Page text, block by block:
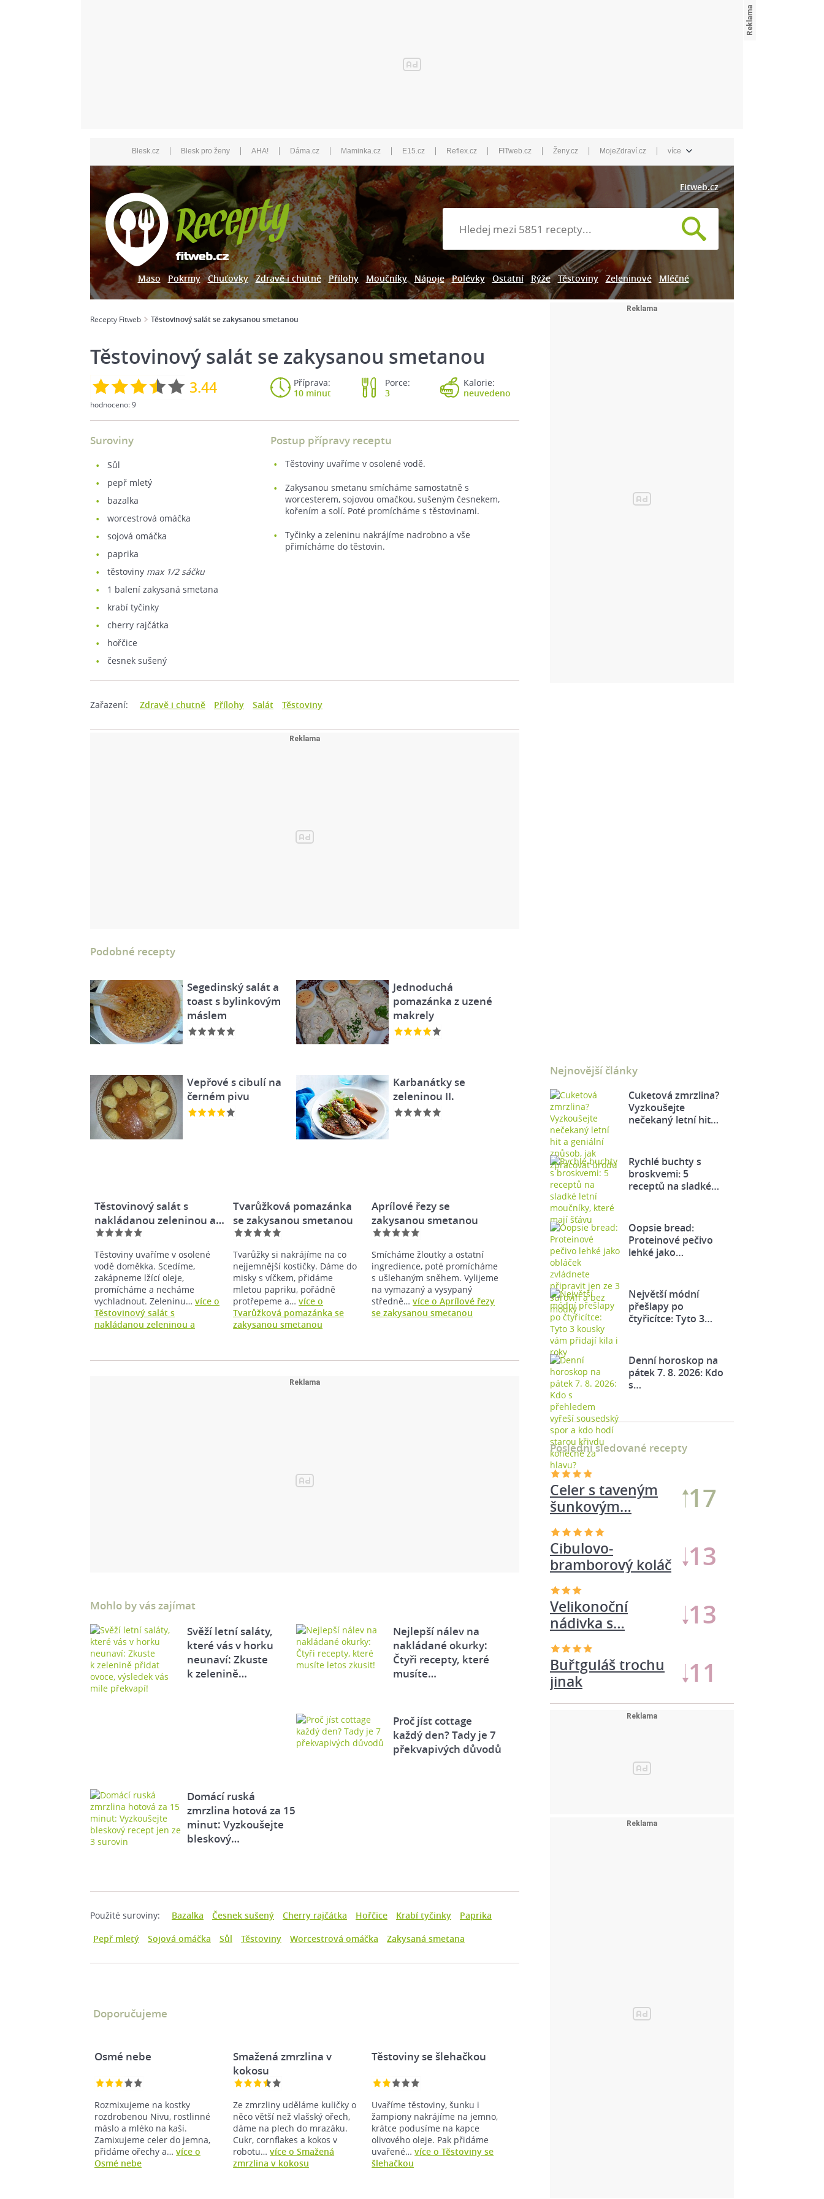
Blesk.cz | Blesk pro ženy | AHA! | Dáma.cz | Maminka.cz | E15.cz | Reflex.cz | FITweb.cz | Ženy.cz | MojeZdraví.cz | více
Fitweb.cz
Maso Pokrmy Chuťovky Zdravě i chutně Přílohy Moučníky Nápoje Polévky Ostatní Rýže Těstoviny Zeleninové Mléčné
Recepty Fitweb Těstovinový salát se zakysanou smetanou
Těstovinový salát se zakysanou smetanou
3.44
hodnoceno:9
Příprava:
10 minut
Porce:
3
Kalorie:
neuvedeno
Suroviny
sůl
pepř mletý
bazalka
worcestrová omáčka
sojová omáčka
paprika
těstoviny max 1/2 sáčku
1 balení zakysaná smetana
krabí tyčinky
cherry rajčátka
hořčice
česnek sušený
Postup přípravy receptu
Těstoviny uvaříme v osolené vodě.
Zakysanou smetanu smícháme samostatně s
worcesterem, sojovou omačkou, sušeným česnekem,
kořením a solí. Poté promícháme s těstovinami.
Tyčinky a zeleninu nakrájíme nadrobno a vše
přimícháme do těstovin.
Zařazení: Zdravě i chutně Přílohy Salát Těstoviny
Podobné recepty
Segedinský salát a
toast s bylinkovým
máslem
Jednoduchá
pomazánka z uzené
makrely
Vepřové s cibulí na
černém pivu
Karbanátky se
zeleninou II.
Těstovinový salát s
nakládanou zeleninou a…
Těstoviny uvaříme v osolené
vodě doměkka. Scedíme,
zakápneme lžící oleje,
promícháme a necháme
vychladnout. Zeleninu… více o
Těstovinový salát s
nakládanou zeleninou a
Tvarůžková pomazánka
se zakysanou smetanou
Tvarůžky si nakrájíme na co
nejjemnější kostičky. Dáme do
misky s víčkem, přidáme
mletou papriku, pořádně
protřepeme a…více o
Tvarůžková pomazánka se
zakysanou smetanou
Aprílové řezy se
zakysanou smetanou
Smícháme žloutky a ostatní
ingredience, poté promícháme
s ušlehaným sněhem. Vylijeme
na vymazaný a vysypaný
středně…více o Aprílové řezy
se zakysanou smetanou
Mohlo by vás zajímat
Svěží letní saláty,
které vás v horku
neunaví: Zkuste
k zelenině…
Nejlepší nálev na
nakládané okurky:
Čtyři recepty, které
musíte…
Proč jíst cottage
každý den? Tady je 7
překvapivých důvodů
Domácí ruská
zmrzlina hotová za 15
minut: Vyzkoušejte
bleskový…
Použité suroviny: Bazalka Česnek sušený Cherry rajčátka Hořčice Krabí tyčinky
Paprika
Pepř mletý
Sojová omáčka Sůl Těstoviny Worcestrová omáčka Zakysaná smetana
Doporučujeme
Osmé nebe
Rozmixujeme na kostky
rozdrobenou Nivu, rostlinné
máslo a mléko na kaši.
Zamixujeme celer do jemna,
přidáme ořechy a… více o
Osmé nebe
Smažená zmrzlina v
kokosu
Ze zmrzliny uděláme kuličky o
něco větší než vlašský ořech,
dáme na plech do mrazáku.
Cukr, cornflakes a kokos v
robotu…více o Smažená
zmrzlina v kokosu
Těstoviny se šlehačkou
Uvaříme těstoviny, šunku i
žampiony nakrájíme na jemno,
krátce podusíme na kapce
olivového oleje. Pak přidáme
uvařené…více o Těstoviny se
šlehačkou
Nejnovější články
Cuketová zmrzlina?
Vyzkoušejte
nečekaný letní hit…
Rychlé buchty s
broskvemi: 5
receptů na sladké…
Oopsie bread:
Proteinové pečivo
lehké jako…
Největší módní
přešlapy po
čtyřicítce: Tyto 3…
Denní horoskop na
pátek 7. 8. 2026: Kdo
s…
Poslední sledované recepty
Buřtguláš trochu
jinak
11
Celer s taveným
šunkovým…
17
Cibulovo-
bramborový koláč
13
Velikonoční
nádivka s…
13